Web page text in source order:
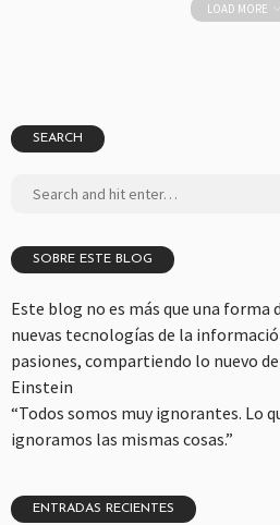
LOAD MORE
SEARCH
SOBRE ESTE BLOG
Este blog no es más que una forma
nuevas tecnologías de la
pasiones, compartiendo lo nuevo
Einstein
“Todos somos muy ignorantes. Lo
ignoramos las mismas cosas.”
ENTRADAS RECIENTES